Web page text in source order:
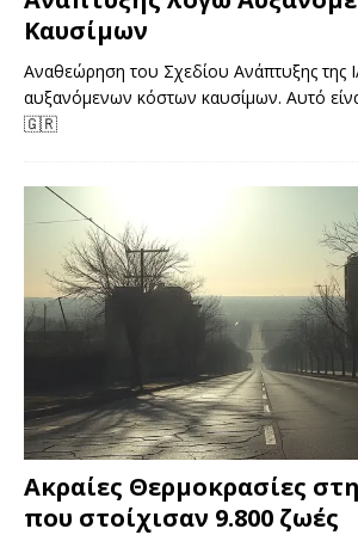
Καυσίμων
Αναθεώρηση του Σχεδίου Ανάπτυξης της
αυξανόμενων κόστων καυσίμων. Αυτό
🇬🇷
Ακραίες Θερμοκρασίες
που στοίχισαν 9.800 ζωές